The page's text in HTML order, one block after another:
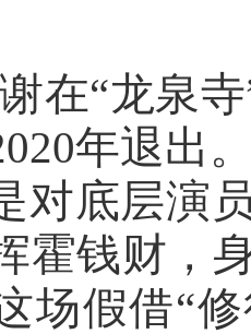
谢在“龙泉
年退出
对底层演
霍钱财，
场假借“